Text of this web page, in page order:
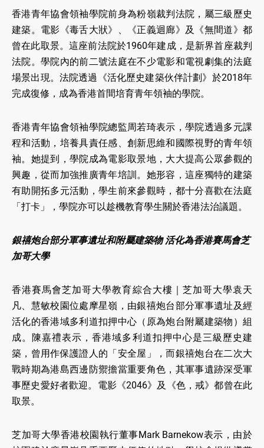
香港青年協會領袖學院前身為粉嶺裁判法院，屬三級歷史
建築。電影《毒舌大狀》、《正義迴廊》及《無間道》都
曾在此取景。這座前法院於1960年建成，是新界首座裁判
法院。學院內的前二號法庭在不少電影和電視劇集的法庭
場景出現。法院透過《活化歷史建築伙伴計劃》於2018年
完成復修，成為香港首間培育青年領袖的學院。
香港青年協會領袖學院總監周若琦表示，學院透過多元課
程和活動，培養具責任感、創新思維和國際視野的青年領
袖。她提到，學院成為電影取景地，大大提高公眾參觀的
興趣，從而加強推廣青年培訓。她形容，這座獨特的建築
有助開拓多元活動，學生前來參觀時，都十分喜歡在法庭
「打卡」，學院亦可以趁機教育學生關於香港法治議題。
銀禧炮台部分軍事遺址和附屬建築物 活化為香港賽馬會芝
加哥大學
香港賽馬會芝加哥大學教育綜合大樓｜芝加哥大學袁天
凡、慧敏校園位處摩星嶺，由銀禧炮台部分軍事遺址及經
活化的香港域多利道扣押中心（原為炮台附屬建築物）組
成。陳嘉禮表示，香港域多利道扣押中心是三級歷史建
築，曾用作保護證人的「安全屋」，而銀禧炮台在二次大
戰時期為港島西邊防禦擔當重要角色，其軍事遺跡深受軍
事歷史愛好者歡迎。電影《2046》及《色，戒》都曾在此
取景。
芝加哥大學香港校園執行董事Mark Barnekow表示，由於